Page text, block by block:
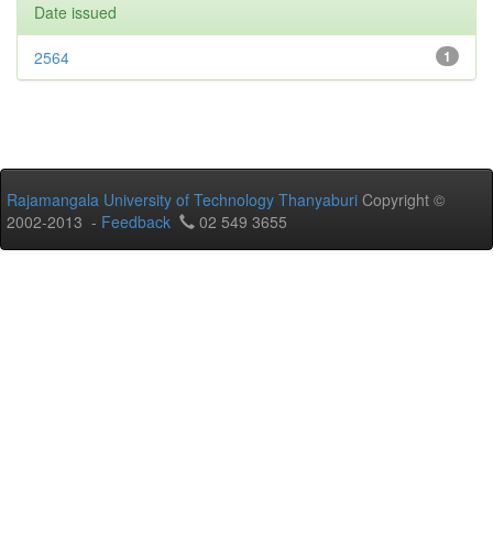
Date issued
1
2564
Rajamangala University of Technology Thanyaburi Copyright ©
2002-2013 - Feedback 02 549 3655